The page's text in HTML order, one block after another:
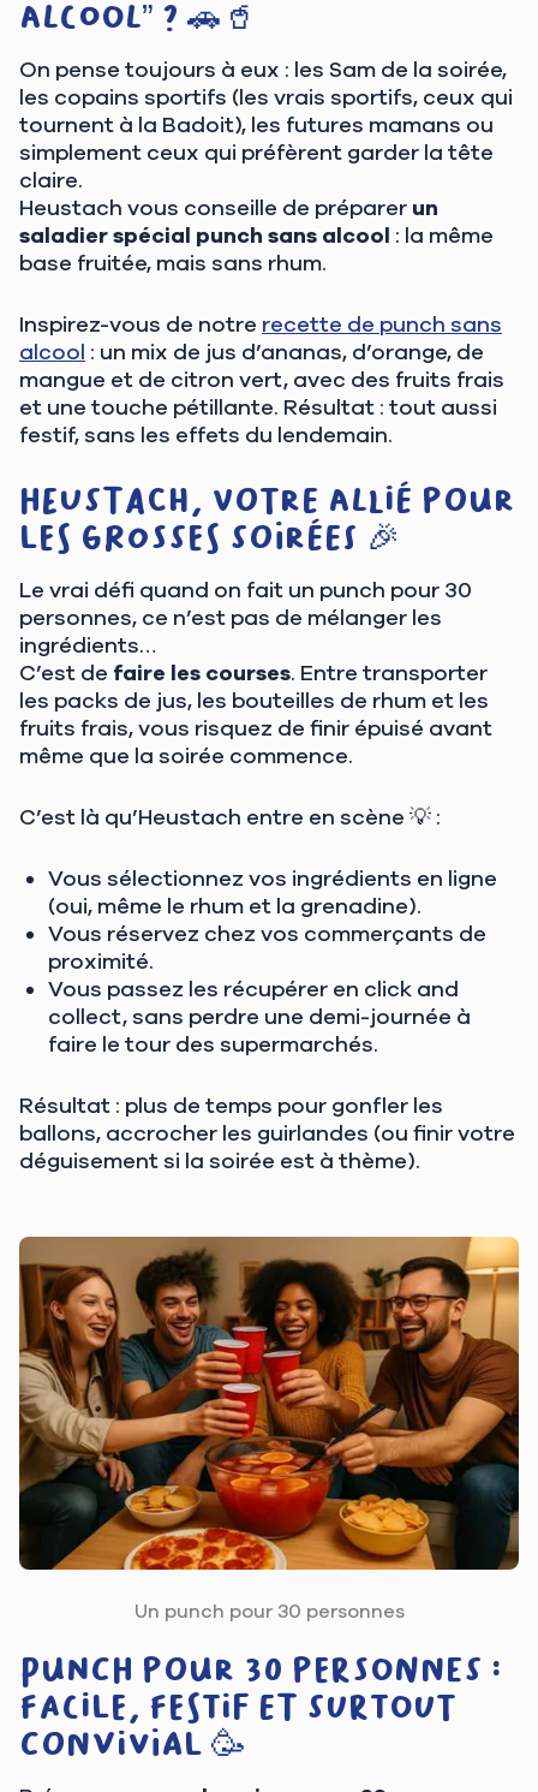
alcool” ? 🚗🥤
On pense toujours à eux : les Sam de la soirée,
les copains sportifs (les vrais sportifs, ceux qui
tournent à la Badoit), les futures mamans ou
simplement ceux qui préfèrent garder la tête
claire.
Heustach vous conseille de préparer un
saladier spécial punch sans alcool : la même
base fruitée, mais sans rhum.
Inspirez-vous de notre recette de punch sans
alcool : un mix de jus d’ananas, d’orange, de
mangue et de citron vert, avec des fruits frais
et une touche pétillante. Résultat : tout aussi
festif, sans les effets du lendemain.
Heustach, votre allié pour
les grosses soirées 🎉
Le vrai défi quand on fait un punch pour 30
personnes, ce n’est pas de mélanger les
ingrédients…
C’est de faire les courses. Entre transporter
les packs de jus, les bouteilles de rhum et les
fruits frais, vous risquez de finir épuisé avant
même que la soirée commence.
C’est là qu’Heustach entre en scène 💡 :
Vous sélectionnez vos ingrédients en ligne
(oui, même le rhum et la grenadine).
Vous réservez chez vos commerçants de
proximité.
Vous passez les récupérer en click and
collect, sans perdre une demi-journée à
faire le tour des supermarchés.
Résultat : plus de temps pour gonfler les
ballons, accrocher les guirlandes (ou finir votre
déguisement si la soirée est à thème).
Un punch pour 30 personnes
Punch pour 30 personnes :
facile, festif et surtout
convivial 🥳